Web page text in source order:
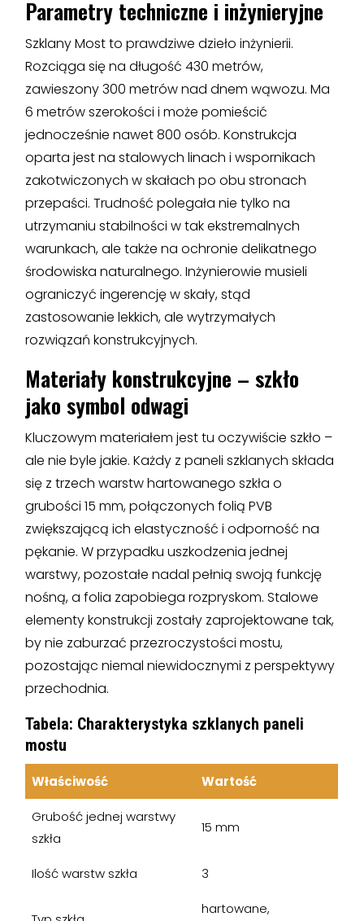
Parametry techniczne i inżynieryjne
Szklany Most to prawdziwe dzieło inżynierii.
Rozciąga się na długość 430 metrów,
zawieszony 300 metrów nad dnem wąwozu. Ma
6 metrów szerokości i może pomieścić
jednocześnie nawet 800 osób. Konstrukcja
oparta jest na stalowych linach i wspornikach
zakotwiczonych w skałach po obu stronach
przepaści. Trudność polegała nie tylko na
utrzymaniu stabilności w tak ekstremalnych
warunkach, ale także na ochronie delikatnego
środowiska naturalnego. Inżynierowie musieli
ograniczyć ingerencję w skały, stąd
zastosowanie lekkich, ale wytrzymałych
rozwiązań konstrukcyjnych.
Materiały konstrukcyjne – szkło
jako symbol odwagi
Kluczowym materiałem jest tu oczywiście szkło –
ale nie byle jakie. Każdy z paneli szklanych składa
się z trzech warstw hartowanego szkła o
grubości 15 mm, połączonych folią PVB
zwiększającą ich elastyczność i odporność na
pękanie. W przypadku uszkodzenia jednej
warstwy, pozostałe nadal pełnią swoją funkcję
nośną, a folia zapobiega rozpryskom. Stalowe
elementy konstrukcji zostały zaprojektowane tak,
by nie zaburzać przezroczystości mostu,
pozostając niemal niewidocznymi z perspektywy
przechodnia.
Tabela: Charakterystyka szklanych paneli
mostu
Właściwość Wartość
Grubość jednej warstwy
szkła
15 mm
Ilość warstw szkła 3
hartowane,